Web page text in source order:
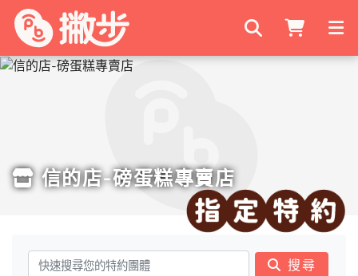
搜尋商家
信的店-磅蛋糕專賣店
搜尋